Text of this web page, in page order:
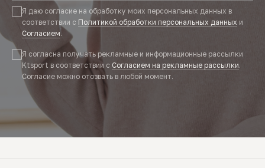
Я даю согласие на обработку моих персональных данных в
соответствии с Политикой обработки персональных данных и
Согласием.
Я согласна получать рекламные и информационные рассылки
Ktsport в соответствии с Согласием на рекламные рассылки.
Согласие можно отозвать в любой момент.